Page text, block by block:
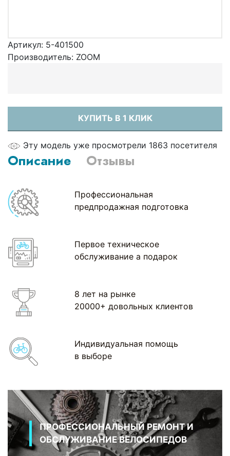
Артикул: 5-401500
Производитель: ZOOM
КУПИТЬ В 1 КЛИК
Эту модель уже просмотрели 1863 посетителя
Описание Отзывы
Профессиональная
предпродажная подготовка
Первое техническое
обслуживание а подарок
8 лет на рынке
20000+ довольных клиентов
Индивидуальная помощь
в выборе
ПРОФЕССИОНАЛЬНЫЙ РЕМОНТ И
ОБСЛУЖИВАНИЕ ВЕЛОСИПЕДОВ